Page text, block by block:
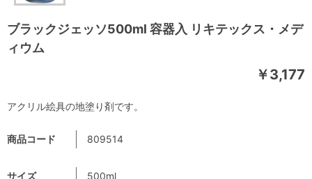
ブラックジェッソ500ml 容器入 リキテックス・メデ
ィウム
￥3,177
商品コード 809514
サイズ 500ml
アクリル絵具の地塗り剤です。